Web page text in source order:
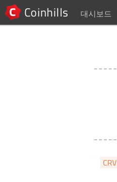
Coinhills 대시보드
CRV